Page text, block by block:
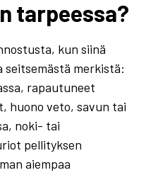
tarpeessa?
kun siinä
seitsemästä merkistä:
rapautuneet
huono veto, savun tai
noki- tai
pellityksen
aiempaa